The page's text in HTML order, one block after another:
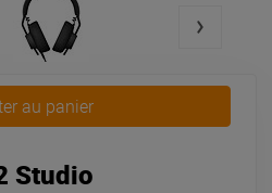
au panier
Studio